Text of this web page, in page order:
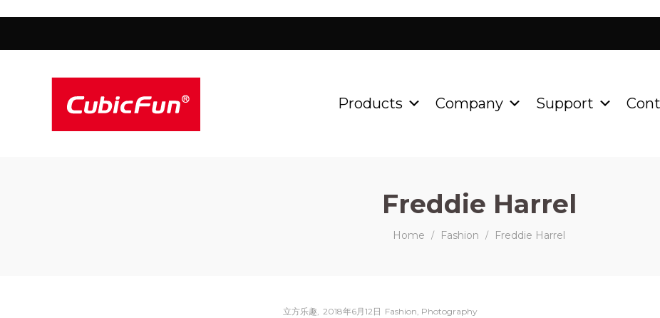
Cubicfun
Cubicfun Products Company Support
Freddie Harrel
Home / Fashion / Freddie Harrel
立方乐趣 Posted
2018年6月12日 Posted
Fashion Photography